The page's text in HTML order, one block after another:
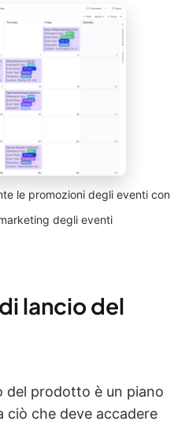
le promozioni degli eventi con
degli eventi
lancio del
del prodotto è un piano
ciò che deve accadere